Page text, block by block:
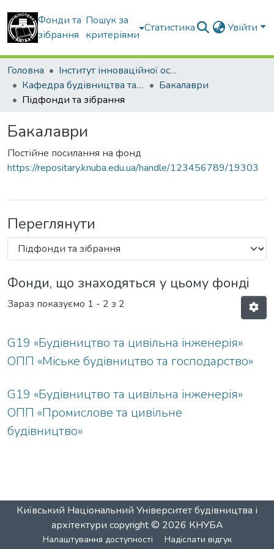
Фонди та
зібрання
Пошук за
критеріями
Статистика Увійти
Головна
Інститут інноваційної освіти Київського національного університету будівництва і архітектури
Кафедра будівництва та інформаційних технологій
Бакалаври
Підфонди та зібрання
Бакалаври
Постійне посилання на фонд
https://repositary.knuba.edu.ua/handle/123456789/19303
Переглянути
Фонди, що знаходяться у цьому фонді
Зараз показуємо 1 - 2 з 2
G19 «Будівництво та цивільна інженерія»
ОПП «Міське будівництво та господарство»
G19 «Будівництво та цивільна інженерія»
ОПП «Промислове та цивільне
будівництво»
Київський Національний Університет будівництва і
архітектури copyright © 2026 КНУБА
Налаштування доступності Надіслати відгук